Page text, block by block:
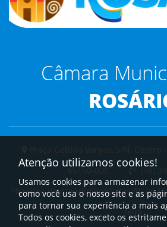
Câmara
Praça Getúlio Vargas, S/N, Centro
65150-000
(98)
Horários de Atendimento: das 8h às
feira
Atenção utilizamos cookies!
Usamos cookies para armazenar
como você usa o nosso site e as
para tornar sua experiência a mais
Todos os cookies, exceto os